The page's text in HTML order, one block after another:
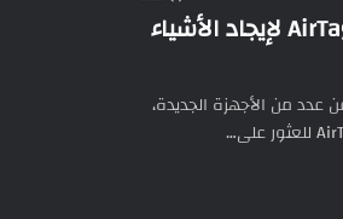
جهاز التتبع ابل اير تاغز AirTags لإيجاد الأشياء
عدد من الأجهزة الجديدة،